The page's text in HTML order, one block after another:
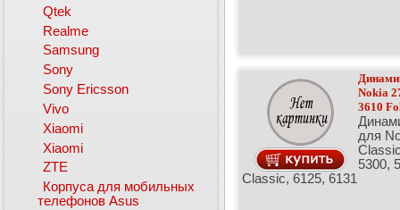
Nokia
3610
для
5300,
Classic, 6125, 6131
Qtek
Realme
Samsung
Sony
Sony Ericsson
Vivo
Xiaomi
Xiaomi
ZTE
Корпуса для мобильных
телефонов Asus